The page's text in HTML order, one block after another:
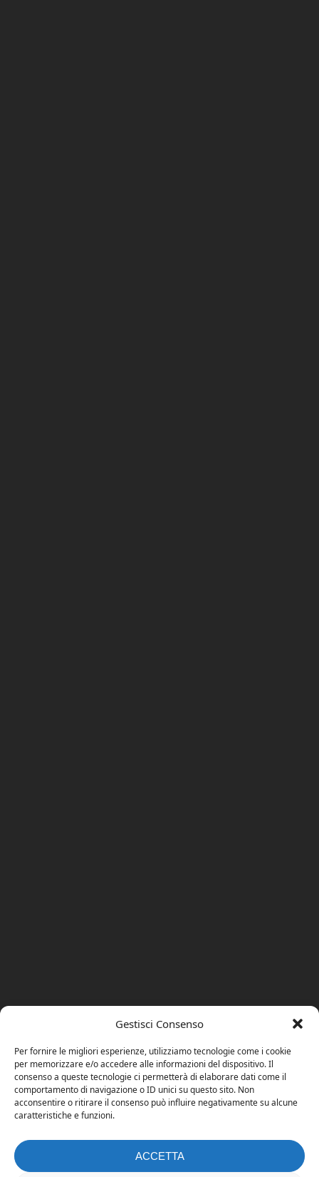
Gestisci Consenso
Per fornire le migliori esperienze, utilizziamo tecnologie come i cookie
per memorizzare e/o accedere alle informazioni del dispositivo. Il
consenso a queste tecnologie ci permetterà di elaborare dati come il
comportamento di navigazione o ID unici su questo sito. Non
acconsentire o ritirare il consenso può influire negativamente su alcune
caratteristiche e funzioni.
ACCETTA